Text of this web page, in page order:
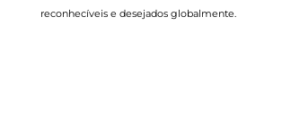
reconhecíveis e desejados globalmente.